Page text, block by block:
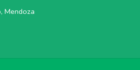
Mendoza